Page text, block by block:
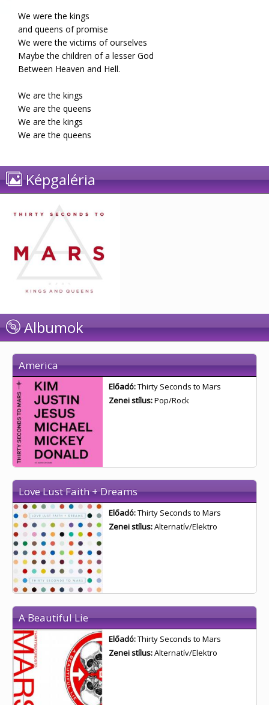
We were the kings
and queens of promise
We were the victims of ourselves
Maybe the children of a lesser God
Between Heaven and Hell.
We are the kings
We are the queens
We are the kings
We are the queens
Képgaléria
Albumok
America
Előadó:Thirty Seconds to Mars
Zenei stílus:Pop/Rock
Love Lust Faith + Dreams
Előadó:Thirty Seconds to Mars
Zenei stílus:Alternatív/Elektro
A Beautiful Lie
Előadó:Thirty Seconds to Mars
Zenei stílus:Alternatív/Elektro